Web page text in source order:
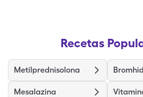
Recetas
Metilprednisolona
Mesalazina